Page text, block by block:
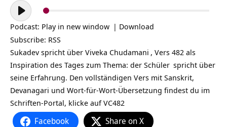
Audio-
Player
Podcast: Play in new window | Download
Subscribe: RSS
Sukadev spricht über Viveka Chudamani , Vers 482 als
Inspiration des Tages zum Thema: der Schüler spricht über
seine Erfahrung. Den vollständigen Vers mit Sanskrit,
Devanagari und Wort-für-Wort-Übersetzung findest du im
Schriften-Portal, klicke aufVC482
Facebook Share on X